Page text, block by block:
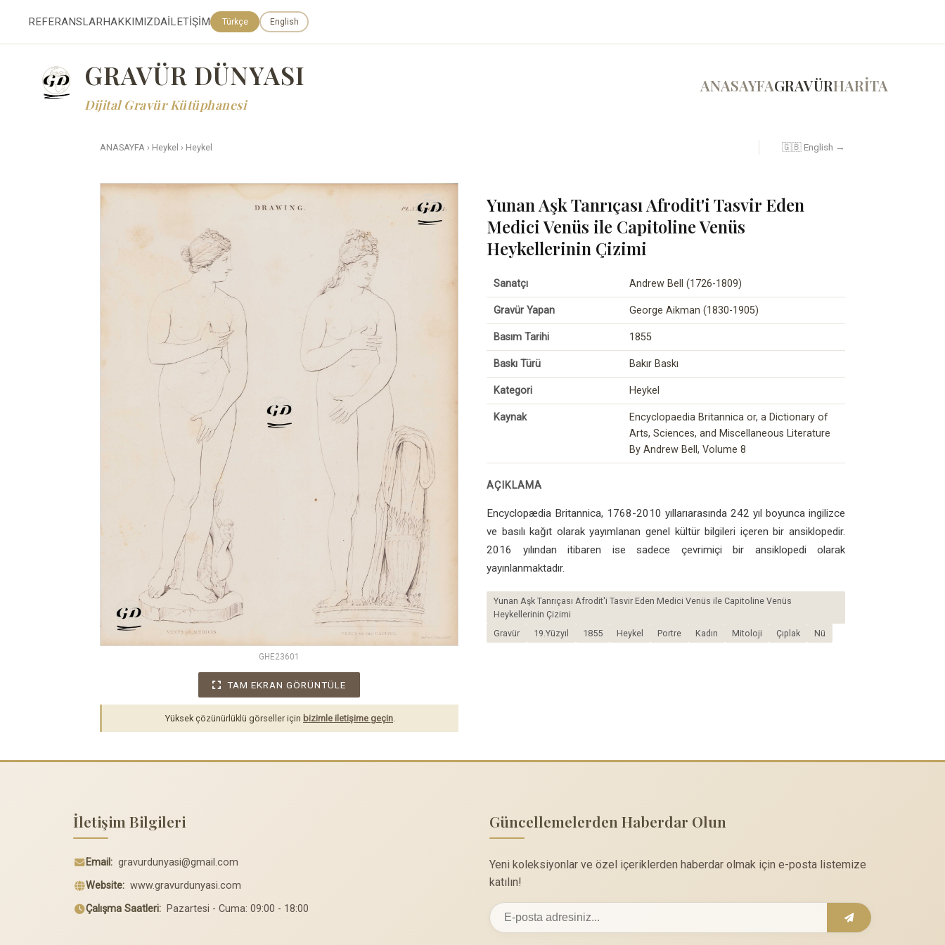
REFERANSLARHAKKIMIZDAİLETİŞİM Türkçe English
GRAVÜR DÜNYASI
Dijital Gravür Kütüphanesi
ANASAYFAGRAVÜRHARİTA
ANASAYFA › Heykel › Heykel 🇬🇧 English →
GHE23601
TAM EKRAN GÖRÜNTÜLE
Yüksek çözünürlüklü görseller için bizimle iletişime geçin
Yunan Aşk Tanrıçası Afrodit'i Tasvir Eden
Medici Venüs ile Capitoline Venüs
Heykellerinin Çizimi
Sanatçı Andrew Bell (1726-1809)
Gravür Yapan George Aikman (1830-1905)
Basım Tarihi 1855
Baskı Türü Bakır Baskı
Kategori Heykel
Kaynak
Encyclopaedia Britannica or, a Dictionary of
Arts, Sciences, and Miscellaneous Literature
By Andrew Bell, Volume 8
AÇIKLAMA
Encyclopædia Britannica, 1768-2010 yıllarıarasında 242 yıl boyunca ingilizce
ve basılı kağıt olarak yayımlanan genel kültür bilgileri içeren bir ansiklopedir.
2016 yılından itibaren ise sadece çevrimiçi bir ansiklopedi olarak
yayınlanmaktadır.
Yunan Aşk Tanrıçası Afrodit'i Tasvir Eden Medici Venüs ile Capitoline Venüs
Heykellerinin Çizimi
Gravür
19.Yüzyıl 1855 Heykel Portre Kadın Mitoloji Çıplak Nü
İletişim Bilgileri
Email: gravurdunyasi@gmail.com
Website: www.gravurdunyasi.com
Çalışma Saatleri: Pazartesi - Cuma: 09:00 - 18:00
Güncellemelerden Haberdar Olun
Yeni koleksiyonlar ve özel içeriklerden haberdar olmak için e-posta listemize
katılın!